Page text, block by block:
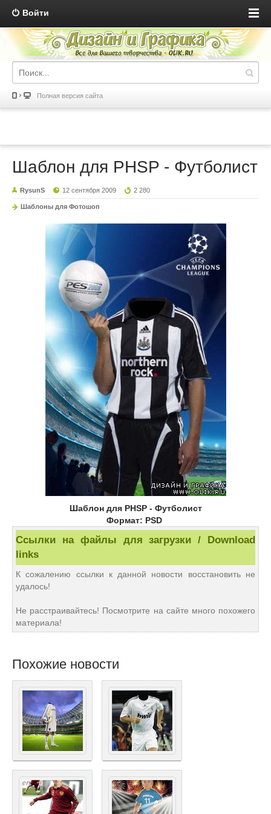
Войти
Полная версия сайта
Шаблон для PHSP - Футболист
RysunS 12 сентября 2009 2 280
Шаблоны для Фотошоп
Шаблон для PHSP - Футболист
Формат: PSD
Ссылки на файлы для загрузки / Download
links
К сожалению ссылки к данной новости восстановить не
удалось!
Не расстраивайтесь! Посмотрите на сайте много похожего
материала!
Похожие новости